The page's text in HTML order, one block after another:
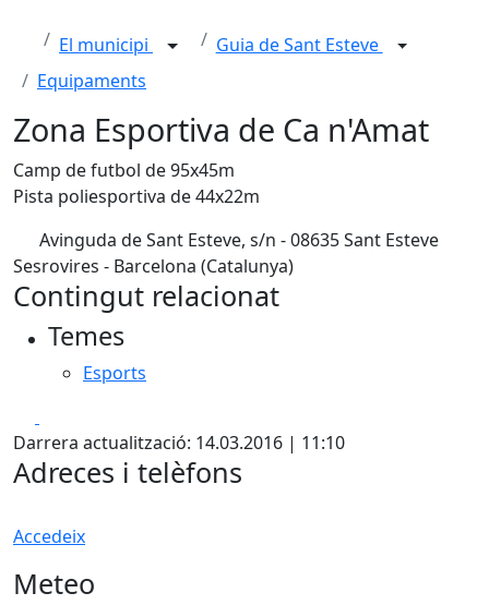
El municipi
Guia de Sant Esteve
Equipaments
Zona Esportiva de Ca n'Amat
Camp de futbol de 95x45m
Pista poliesportiva de 44x22m
Avinguda de Sant Esteve, s/n - 08635 Sant Esteve
Sesrovires - Barcelona (Catalunya)
Contingut relacionat
Temes
Esports
Darrera actualització: 14.03.2016 | 11:10
Adreces i telèfons
Accedeix
Meteo